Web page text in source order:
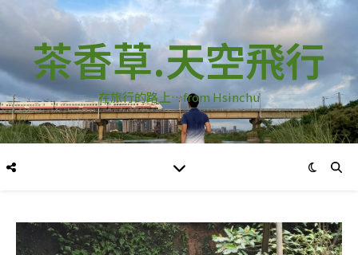
茶香草.天空飛行
在旅行的路上…from Hsinchu